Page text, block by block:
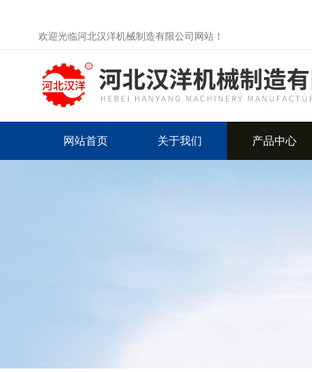
欢迎光临河北汉洋机械制造有限公司网站！
网站首页 关于我们 产品中心